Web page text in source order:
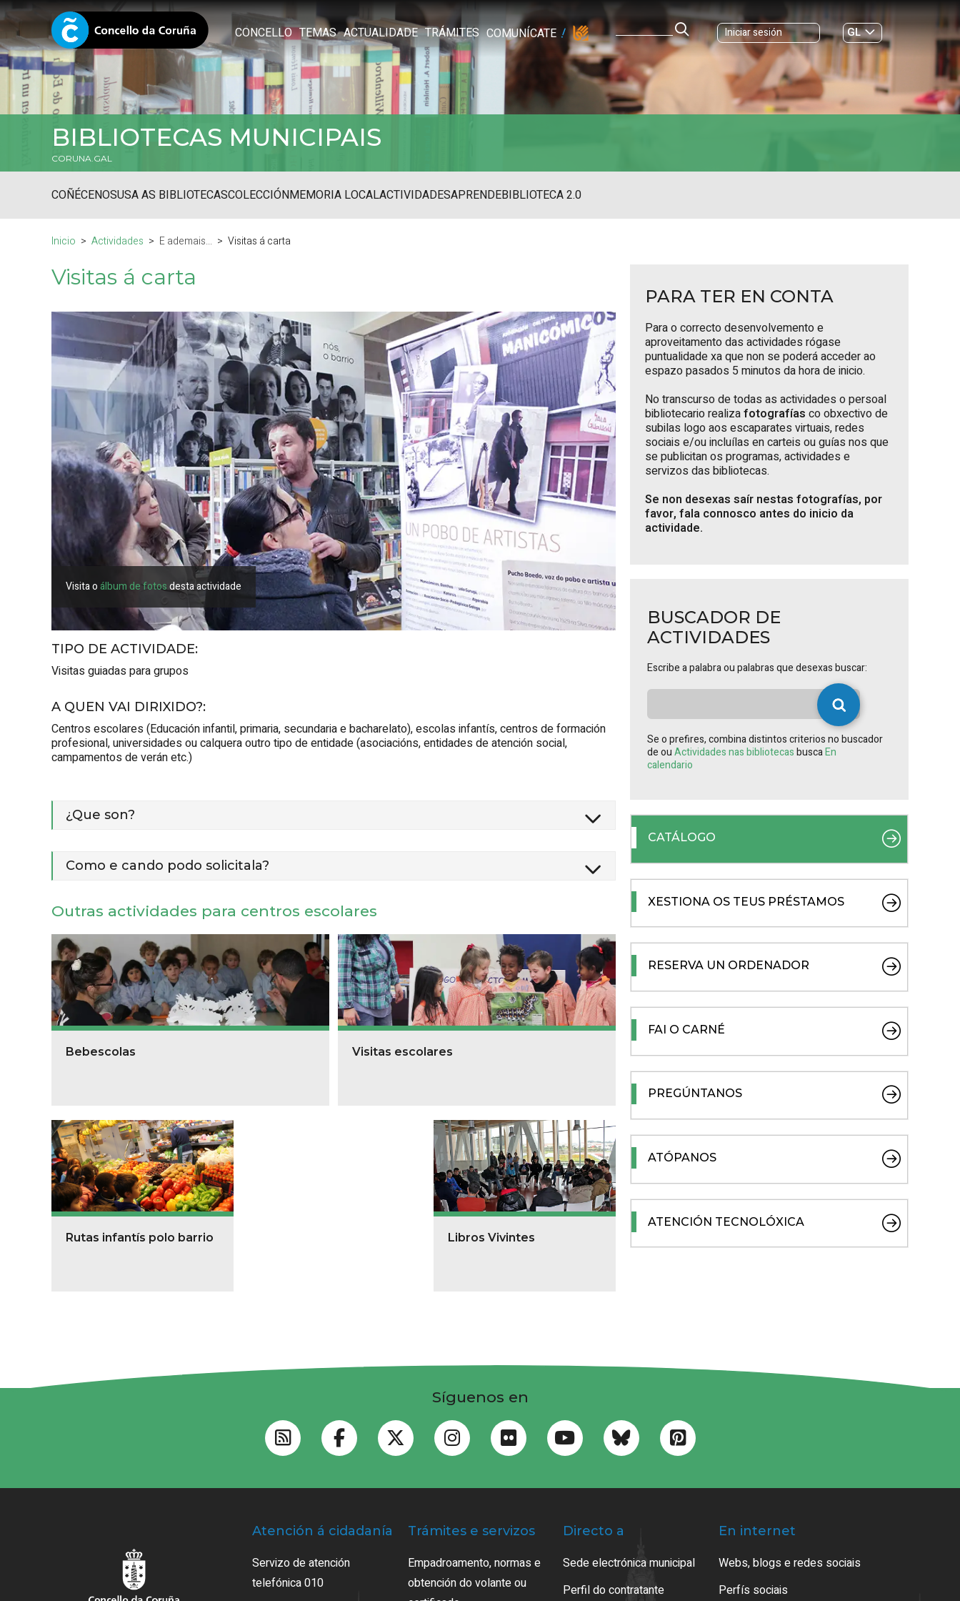
CONCELLO TEMAS ACTUALIDADE TRÁMITES COMUNÍCATE Iniciar sesión
GL
ES|
BIBLIOTECAS MUNICIPAIS
CORUNA.GAL
COÑÉCENOSUSA AS BIBLIOTECASCOLECCIÓNMEMORIA LOCALACTIVIDADESAPRENDEBIBLIOTECA 2.0
Inicio Actividades E ademais... Visitas á carta
Visitas á carta
Visita oálbum de fotosdesta actividade
TIPO DE ACTIVIDADE:
Visitas guiadas para grupos
A QUEN VAI DIRIXIDO?:
Centros escolares (Educación infantil, primaria, secundaria e bacharelato), escolas infantís, centros de formación
profesional, universidades ou calquera outro tipo de entidade (asociacións, entidades de atención social,
campamentos de verán etc.)
¿Que son?
Como e cando podo solicitala?
Outras actividades para centros escolares
Bebescolas Visitas escolares
Rutas infantís polo barrio Libros Vivintes
PARA TER EN CONTA
Para o correcto desenvolvemento e
aproveitamento das actividades rógase
puntualidade xa que non se poderá acceder ao
espazo pasados 5 minutos da hora de inicio.
No transcurso de todas as actividades o persoal
bibliotecario realizafotografías co obxectivo de
subilas logo aos escaparates virtuais, redes
sociais e/ou incluílas en carteis ou guías nos que
se publicitan os programas, actividades e
servizos das bibliotecas.
Se non desexas saír nestas fotografías, por
favor, fala connosco antes do inicio da
actividade.
BUSCADOR DE
ACTIVIDADES
Escribe a palabra ou palabras que desexas buscar:
Se o prefires, combina distintos criterios no buscador
de ouActividades nas bibliotecasbuscaEn
calendario
CATÁLOGO
XESTIONA OS TEUS PRÉSTAMOS
RESERVA UN ORDENADOR
FAI O CARNÉ
PREGÚNTANOS
ATÓPANOS
ATENCIÓN TECNOLÓXICA
Síguenos en
Atención á cidadanía
Servizo de atención
telefónica 010
Trámites e servizos
Empadroamento, normas e
obtención do volante ou
Directo a
Sede electrónica municipal
Perfil do contratante
En internet
Webs, blogs e redes sociais
Perfís sociais